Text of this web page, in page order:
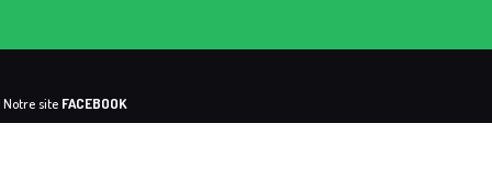
Notre site FACEBOOK